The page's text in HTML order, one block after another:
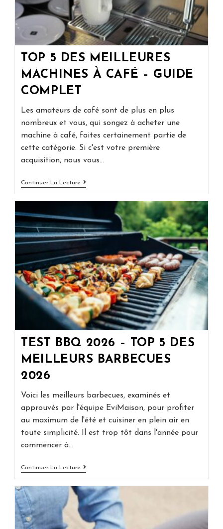
TOP 5 DES MEILLEURES
MACHINES À CAFÉ – GUIDE
COMPLET
Les amateurs de café sont de plus en plus
nombreux et vous, qui songez à acheter une
machine à café, faites certainement partie de
cette catégorie. Si c'est votre première
acquisition, nous vous…
Continuer La Lecture Top
À
Café
–
Complet
TEST BBQ 2026 – TOP 5 DES
MEILLEURS BARBECUES
2026
Voici les meilleurs barbecues, examinés et
approuvés par l'équipe EviMaison, pour profiter
au maximum de l'été et cuisiner en plein air en
toute simplicité. Il est trop tôt dans l'année pour
commencer à…
Continuer La Lecture Test
–
Top
5
Des
Meilleurs